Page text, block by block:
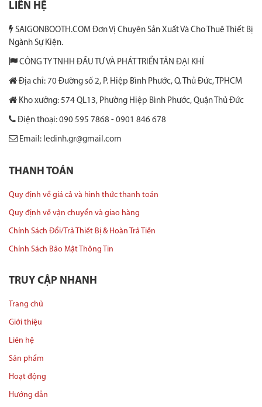
LIÊN HỆ
SAIGONBOOTH.COM Đơn Vị Chuyên Sản Xuất Và Cho Thuê Thiết Bị
Ngành Sự Kiện.
CÔNG TY TNHH ĐẦU TƯ VÀ PHÁT TRIỂN TÂN ĐẠI KHÍ
Địa chỉ: 70 Đường số 2, P. Hiệp Bình Phước, Q. Thủ Đức, TPHCM
Kho xưởng: 574 QL13, Phường Hiệp Bình Phước, Quận Thủ Đức
Điện thoại: 090 595 7868 - 0901 846 678
Email: ledinh.gr@gmail.com
THANH TOÁN
Quy định về giá cả và hình thức thanh toán
Quy định về vận chuyển và giao hàng
Chính Sách Đổi/Trả Thiết Bị & Hoàn Trả Tiền
Chính Sách Bảo Mật Thông Tin
TRUY CẬP NHANH
Trang chủ
Giới thiệu
Liên hệ
Sản phẩm
Hoạt động
Hướng dẫn